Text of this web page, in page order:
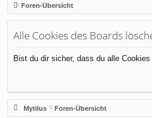
Foren-Übersicht
Alle Cookies des Boards
Bist du dir sicher, dass du alle
Mytilus Foren-Übersicht